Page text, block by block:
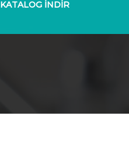
KATALOG İNDİR